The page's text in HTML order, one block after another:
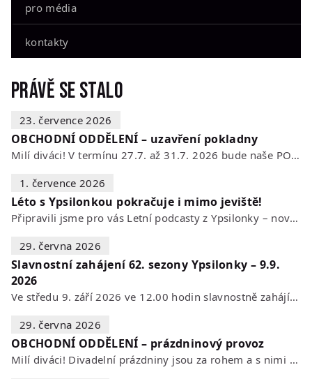
pro média
kontakty
Právě se stalo
23. července 2026
OBCHODNÍ ODDĚLENÍ – uzavření pokladny
Milí diváci! V termínu 27.7. až 31.7. 2026 bude naše POKLADNA z technických…
1. července 2026
Léto s Ypsilonkou pokračuje i mimo jeviště!
Připravili jsme pro vás Letní podcasty z Ypsilonky – novou sérii rozhovorů s…
29. června 2026
Slavnostní zahájení 62. sezony Ypsilonky – 9.9.
2026
Ve středu 9. září 2026 ve 12.00 hodin slavnostně zahájíme novou divadelní…
29. června 2026
OBCHODNÍ ODDĚLENÍ – prázdninový provoz
Milí diváci! Divadelní prázdniny jsou za rohem a s nimi se mění i otevírací…